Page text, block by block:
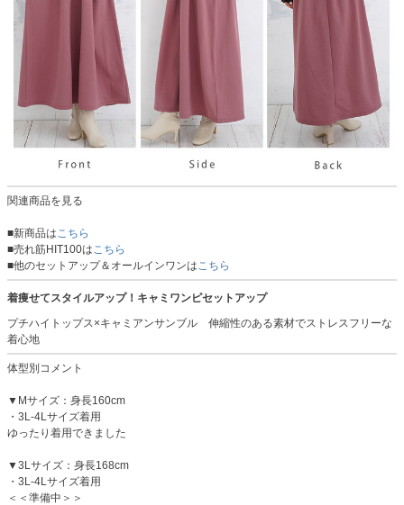
関連商品を見る
■新商品は こちら
■売れ筋HIT100は こちら
■他のセットアップ＆オールインワンは こちら
着痩せてスタイルアップ！キャミワンピセットアップ
プチハイトップス×キャミアンサンブル 伸縮性のある素材でストレスフリーな
着心地
体型別コメント
▼Mサイズ：身長160cm
・3L-4Lサイズ着用
ゆったり着用できました
▼3Lサイズ：身長168cm
・3L-4Lサイズ着用
＜＜準備中＞＞